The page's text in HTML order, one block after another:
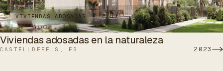
VIVIENDAS ADOSADAS
Viviendas adosadas en la naturaleza
CASTELLDEFELS, ES 2023